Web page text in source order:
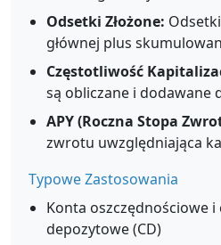
Odsetki Złożone:
głównej plus
Częstotliwość
są obliczane i dodawane
APY (Roczna Stopa
zwrotu uwzględniająca
Typowe Zastosowania
Konta oszczędnościowe
depozytowe (CD)